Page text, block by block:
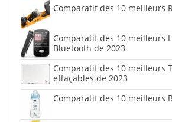
Comparatif des 10 meilleurs
Comparatif des 10 meilleurs
Bluetooth de 2023
Comparatif des 10 meilleurs
effaçables de 2023
Comparatif des 10 meilleurs